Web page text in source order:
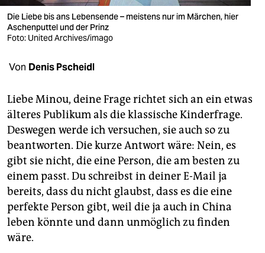
verlag
veranstaltungen
unterstützen
abo
genossenschaft
epaper login
Die Liebe bis ans Lebensende – meistens nur im Märchen, hier
Aschenputtel und der Prinz
Foto: United Archives/imago
Von Denis Pscheidl
Liebe Minou, deine Frage richtet sich an ein etwas
älteres Publikum als die klassische Kinderfrage.
Deswegen werde ich versuchen, sie auch so zu
beantworten. Die kurze Antwort wäre: Nein, es
gibt sie nicht, die eine Person, die am besten zu
einem passt. Du schreibst in deiner E-Mail ja
bereits, dass du nicht glaubst, dass es die eine
perfekte Person gibt, weil die ja auch in China
leben könnte und dann unmöglich zu finden
wäre.